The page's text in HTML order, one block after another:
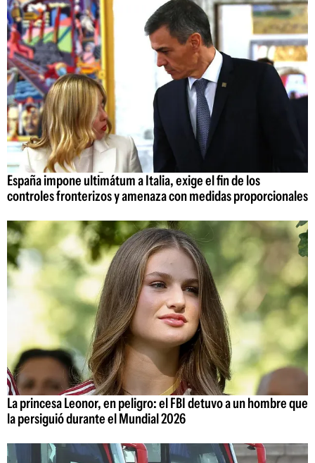
España impone ultimátum a Italia, exige el fin de los
controles fronterizos y amenaza con medidas proporcionales
La princesa Leonor, en peligro: el FBI detuvo a un hombre que
la persiguió durante el Mundial 2026